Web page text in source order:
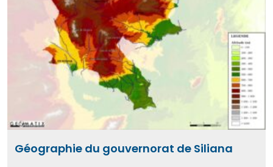
Géographie du gouvernorat de Siliana